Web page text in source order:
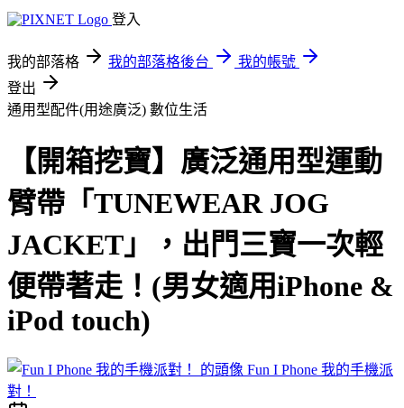
登入
我的部落格 我的部落格後台
我的帳號
登出
通用型配件(用途廣泛) 數位生活
【開箱挖寶】廣泛通用型運動
臂帶「TUNEWEAR JOG
JACKET」，出門三寶一次輕
便帶著走！(男女適用iPhone &
iPod touch)
Fun I Phone 我的手機派
對！